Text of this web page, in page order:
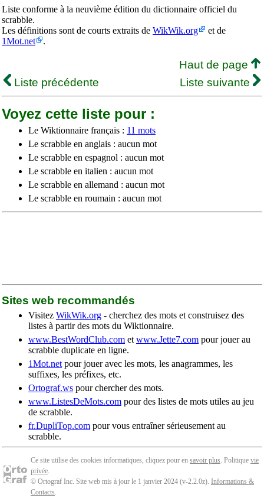
Liste conforme à la neuvième édition du dictionnaire officiel du
scrabble.
Les définitions sont de courts extraits de WikWik.org
et de
1Mot.net
.
Haut de page
Liste précédente
Liste suivante
Voyez cette liste pour :
Le Wiktionnaire français : 11 mots
Le scrabble en anglais : aucun mot
Le scrabble en espagnol : aucun mot
Le scrabble en italien : aucun mot
Le scrabble en allemand : aucun mot
Le scrabble en roumain : aucun mot
Sites web recommandés
Visitez WikWik.org - cherchez des mots et construisez des
listes à partir des mots du Wiktionnaire.
www.BestWordClub.com et www.Jette7.com pour jouer au
scrabble duplicate en ligne.
1Mot.net pour jouer avec les mots, les anagrammes, les
suffixes, les préfixes, etc.
Ortograf.ws pour chercher des mots.
www.ListesDeMots.com pour des listes de mots utiles au jeu
de scrabble.
fr.DupliTop.com pour vous entraîner sérieusement au
scrabble.
Ce site utilise des cookies informatiques, cliquez pour en savoir plus. Politique vie
privée.
© Ortograf Inc. Site web mis à jour le 1 janvier 2024 (v-2.2.0z). Informations &
Contacts.